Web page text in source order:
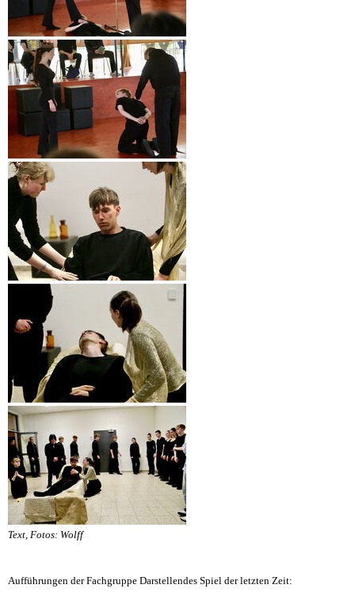
Text, Fotos: Wolff
Aufführungen der Fachgruppe Darstellendes Spiel der letzten Zeit: